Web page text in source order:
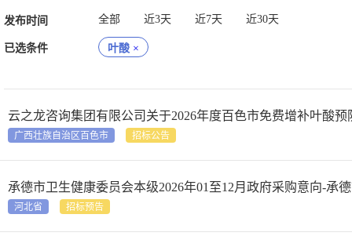
发布时间 全部 近3天 近7天 近30天
已选条件 叶酸 ×
云之龙咨询集团有限公司关于2026年度百色市免费增补叶酸
广西壮族自治区百色市 招标公告
承德市卫生健康委员会本级2026年01至12月政府采购意向-承
河北省 招标预告